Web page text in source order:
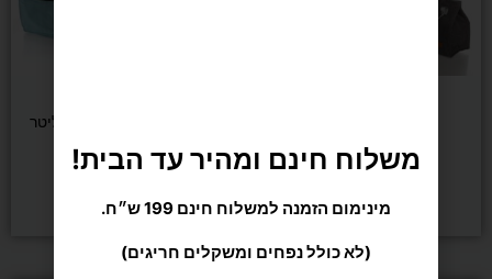
₪39
הוספה לסל
₪69
הוספה לסל
משלוח חינם ומהיר עד הבית!
מינימום הזמנה למשלוח חינם 199 ש״ח.
(לא כולל נפחים ומשקלים חריגים)